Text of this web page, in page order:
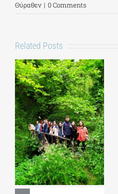
Θύραθεν | 0 Comments
Related Posts